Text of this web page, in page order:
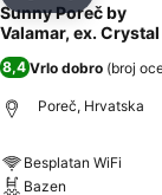
Sunny Poreč by
Valamar, ex. Crystal
8,4Vrlo dobro (broj
Poreč, Hrvatska
Besplatan WiFi
Bazen